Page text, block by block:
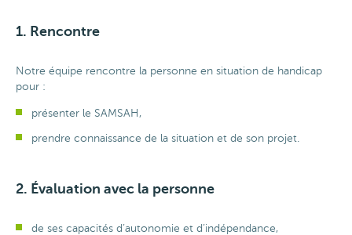
1. Rencontre
Notre équipe rencontre la personne en situation de handicap
pour :
présenter le SAMSAH,
prendre connaissance de la situation et de son projet.
2. Évaluation avec la personne
de ses capacités d’autonomie et d’indépendance,